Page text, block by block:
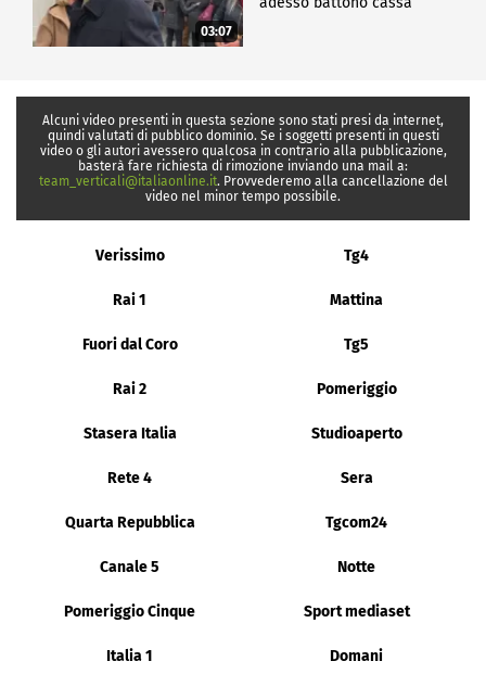
03:07
Alcuni video presenti in questa sezione sono stati presi da internet,
quindi valutati di pubblico dominio. Se i soggetti presenti in questi
video o gli autori avessero qualcosa in contrario alla pubblicazione,
basterà fare richiesta di rimozione inviando una mail a:
team_verticali@italiaonline.it. Provvederemo alla cancellazione del
video nel minor tempo possibile.
Verissimo Tg4
Rai 1 Mattina
Fuori dal Coro Tg5
Rai 2 Pomeriggio
Stasera Italia Studioaperto
Rete 4 Sera
Quarta Repubblica Tgcom24
Canale 5 Notte
Pomeriggio Cinque Sport mediaset
Italia 1 Domani